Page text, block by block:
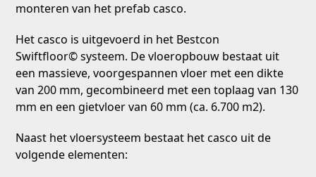
monteren van het prefab casco.
Het casco is uitgevoerd in het Bestcon
Swiftfloor©systeem. De vloeropbouw bestaat uit
een massieve, voorgespannen vloer met een dikte
van 200 mm, gecombineerd met een toplaag van 130
mm en een gietvloer van 60 mm (ca. 6.700 m2).
Naast het vloersysteem bestaat het casco uit de
volgende elementen: